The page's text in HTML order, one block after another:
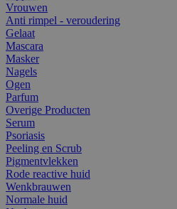
Vrouwen
Anti rimpel - veroudering
Gelaat
Mascara
Masker
Nagels
Ogen
Parfum
Overige Producten
Serum
Psoriasis
Peeling en Scrub
Pigmentvlekken
Rode reactive huid
Wenkbrauwen
Normale huid